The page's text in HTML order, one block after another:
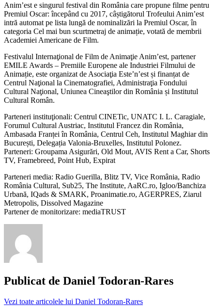
Anim’est e singurul festival din România care propune filme pentru
Premiul Oscar: începând cu 2017, câștigătorul Trofeului Anim’est
intră automat pe lista lungă de nominalizări la Premiul Oscar, în
categoria Cel mai bun scurtmetraj de animație, votată de membrii
Academiei Americane de Film.
Festivalul Internaţional de Film de Animaţie Anim’est, partener
EMILE Awards – Premiile Europene ale Industriei Filmului de
Animație, este organizat de Asociaţia Este’n’est și finanțat de
Centrul Naţional la Cinematografiei, Administraţia Fondului
Cultural Naţional, Uniunea Cineaştilor din România și Institutul
Cultural Român.
Parteneri instituţionali: Centrul CINETic, UNATC I. L. Caragiale,
Forumul Cultural Austriac, Institutul Francez din România,
Ambasada Franței în România, Centrul Ceh, Institutul Maghiar din
București, Delegația Valonia-Bruxelles, Institutul Polonez.
Parteneri: Groupama Asigurări, Old Mout, AVIS Rent a Car, Shorts
TV, Framebreed, Point Hub, Expirat
Parteneri media: Radio Guerilla, Blitz TV, Vice România, Radio
România Cultural, Sub25, The Institute, AaRC.ro, Igloo/Banchiza
Urbană, IQads & SMARK, Proanimatie.ro, AGERPRES, Ziarul
Metropolis, Dissolved Magazine
Partener de monitorizare: mediaTRUST
Publicat de Daniel Todoran-Rares
Vezi toate articolele lui Daniel Todoran-Rares